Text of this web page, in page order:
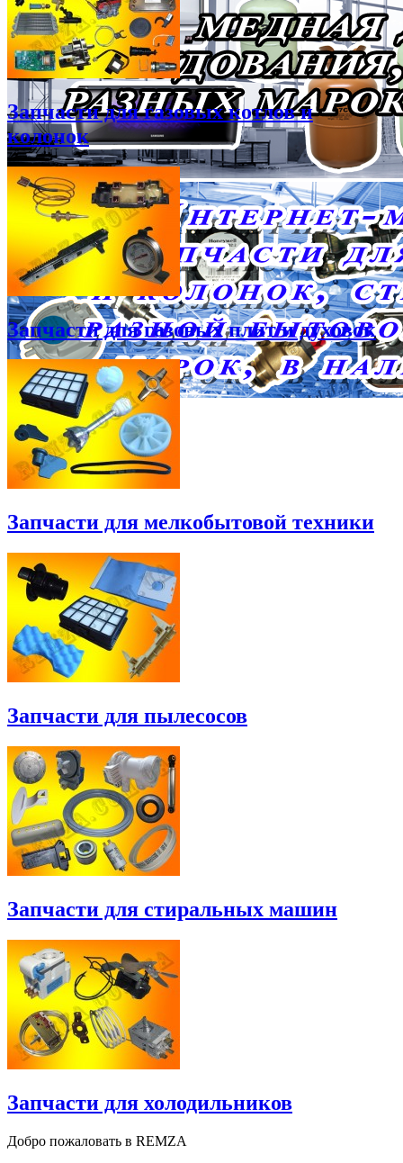
Запчасти для газовых котлов и
колонок
Запчасти для газовых плит и духовок
Запчасти для мелкобытовой техники
Запчасти для пылесосов
Запчасти для стиральных машин
Запчасти для холодильников
Добро пожаловать в REMZA